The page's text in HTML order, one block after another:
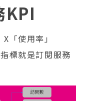
KPI
「使用率」
標就是訂閱服務